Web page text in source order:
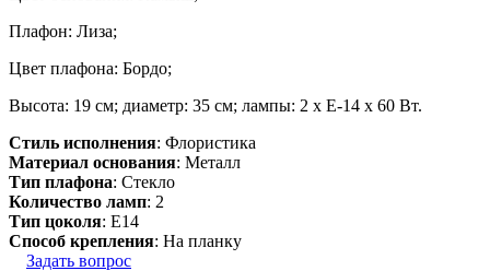
Плафон: Лиза;
Цвет плафона: Бордо;
Высота: 19 см; диаметр: 35 см; лампы: 2 х Е-14 х 60 Вт.
Стиль исполнения: Флористика
Материал основания: Металл
Тип плафона: Стекло
Количество ламп: 2
Тип цоколя: E14
Способ крепления: На планку
Задать вопрос